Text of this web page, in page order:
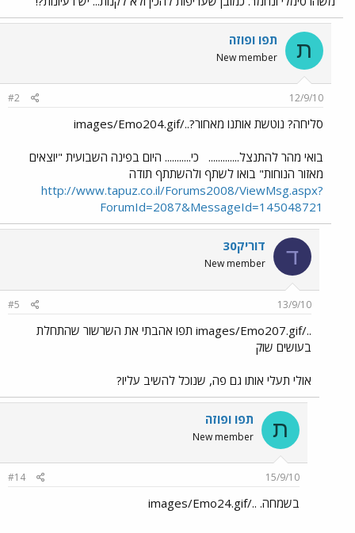
ת תפו ופוזה
New member
12/9/10
#2
סליחה? נוטשת אותנו מאחור?../images/Emo204.gif
בואי מהר להתנצל.............
כי........... היום בפינה השבועית "יוצאים
מאזור הנוחות" בואו לשתף ולהשתתף תודה
http://www.tapuz.co.il/Forums2008/ViewMsg.aspx?
ForumId=2087&MessageId=145048721
ד דוריק30
New member
13/9/10
#5
../images/Emo207.gif תפו אהבתי את השרשור שהתחלת
בעושים שוק
אולי תעלי אותו גם פה, שנוכל להשיב עליו?
ת תפו ופוזה
New member
15/9/10
#14
בשמחה. ../images/Emo24.gif